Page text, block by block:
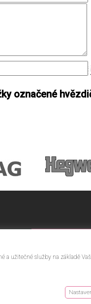
označené
a užitečné služby na základě